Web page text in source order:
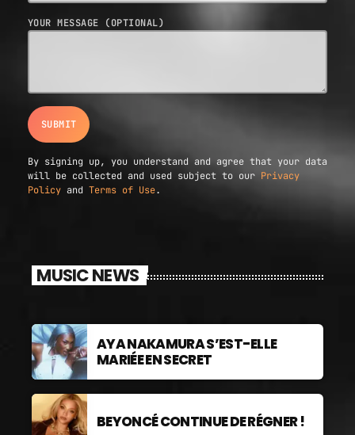
YOUR MESSAGE (OPTIONAL)
By signing up, you understand and agree that your data
will be collected and used subject to our Privacy
Policy and Terms of Use.
MUSIC NEWS
AYA NAKAMURA S’EST-ELLE
MARIÉE EN SECRET
BEYONCÉ CONTINUE DE RÉGNER !